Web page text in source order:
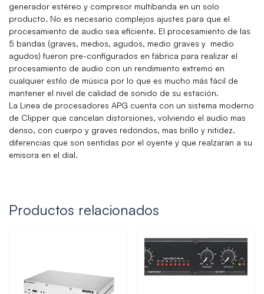
generador estéreo y compresor multibanda en un solo
producto. No es necesario complejos ajustes para que el
procesamiento de audio sea eficiente. El procesamiento de las
5 bandas (graves, medios, agudos, medio graves y medio
agudos) fueron pre-configurados en fábrica para realizar el
procesamiento de audio con un rendimiento extremo en
cualquier estilo de música por lo que es mucho más fácil de
mantener el nivel de calidad de sonido de su estación.
La Linea de procesadores APG cuenta con un sistema moderno
de Clipper que cancelan distorsiones, volviendo el audio mas
denso, con cuerpo y graves redondos, mas brillo y nitidez.
diferencias que son sentidas por el oyente y que realzaran a su
emisora en el dial.
Productos relacionados